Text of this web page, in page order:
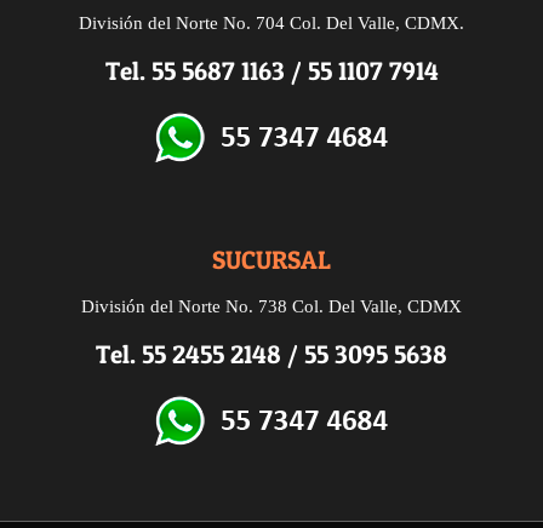
División del Norte No. 704 Col. Del Valle, CDMX.
Tel. 55 5687 1163 / 55 1107 7914
SUCURSAL
División del Norte No. 738 Col. Del Valle, CDMX
Tel. 55 2455 2148 / 55 3095 5638